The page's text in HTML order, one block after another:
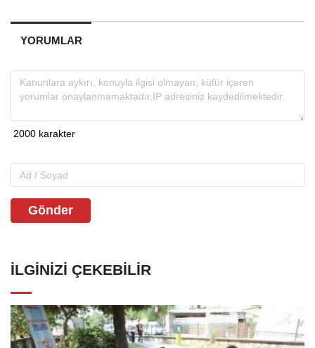
YORUMLAR
Gönder
İLGINIZI ÇEKEBILIR